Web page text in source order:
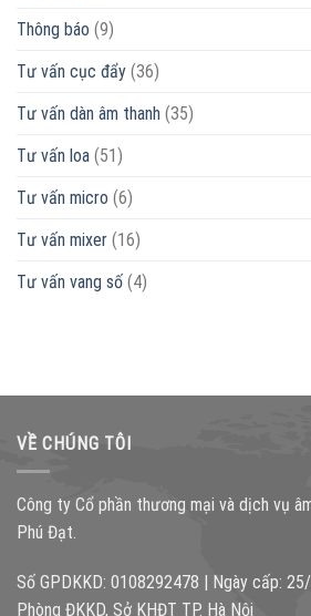
Thông báo (9)
Tư vấn cục đẩy (36)
Tư vấn dàn âm thanh (35)
Tư vấn loa (51)
Tư vấn micro (6)
Tư vấn mixer (16)
Tư vấn vang số (4)
VỀ CHÚNG TÔI
Công ty Cổ phần thương mại và dịch vụ
Phú Đạt.
Số GPDKKD: 0108292478 | Ngày cấp:
Phòng ĐKKD, Sở KHĐT TP. Hà Nội